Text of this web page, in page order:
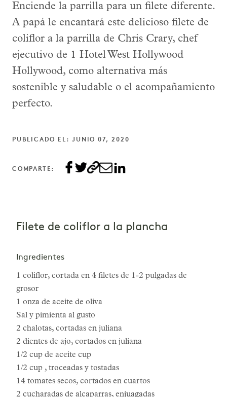
Enciende la parrilla para un filete diferente.
A papá le encantará este delicioso filete de
coliflor a la parrilla de Chris Crary, chef
ejecutivo de 1 Hotel West Hollywood
Hollywood, como alternativa más
sostenible y saludable o el acompañamiento
perfecto.
PUBLICADO EL: JUNIO 07, 2020
COMPARTE:
Filete de coliflor a la plancha
Ingredientes
1 coliflor, cortada en 4 filetes de 1-2 pulgadas de
grosor
1 onza de aceite de oliva
Sal y pimienta al gusto
2 chalotas, cortadas en juliana
2 dientes de ajo, cortados en juliana
1/2 cup de aceite cup
1/2 cup , troceadas y tostadas
14 tomates secos, cortados en cuartos
2 cucharadas de alcaparras, enjuagadas